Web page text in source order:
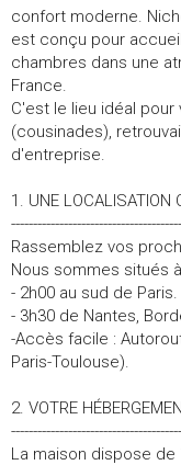
confort moderne.
est conçu pour
chambres dans une
France.
C'est le lieu idéal
(cousinades),
d'entreprise.
1. UNE LOCALISATION
Rassemblez vos
Nous sommes situés
- 2h00 au sud de Paris.
- 3h30 de Nantes,
-Accès facile :
Paris-Toulouse).
2. VOTRE
La maison dispose